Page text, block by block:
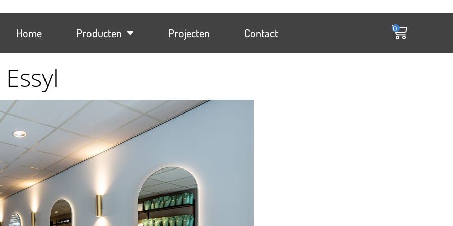
Home Producten Projecten Contact 0